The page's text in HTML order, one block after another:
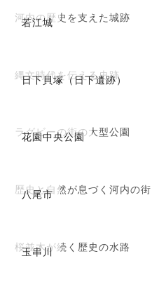
若江城
河内の歴史を支えた城跡
日下貝塚（日下遺跡）
縄文時代を伝える史跡
花園中央公園
ラグビーの街の大型公園
八尾市
歴史と自然が息づく河内の街
玉串川
桜並木が続く歴史の水路